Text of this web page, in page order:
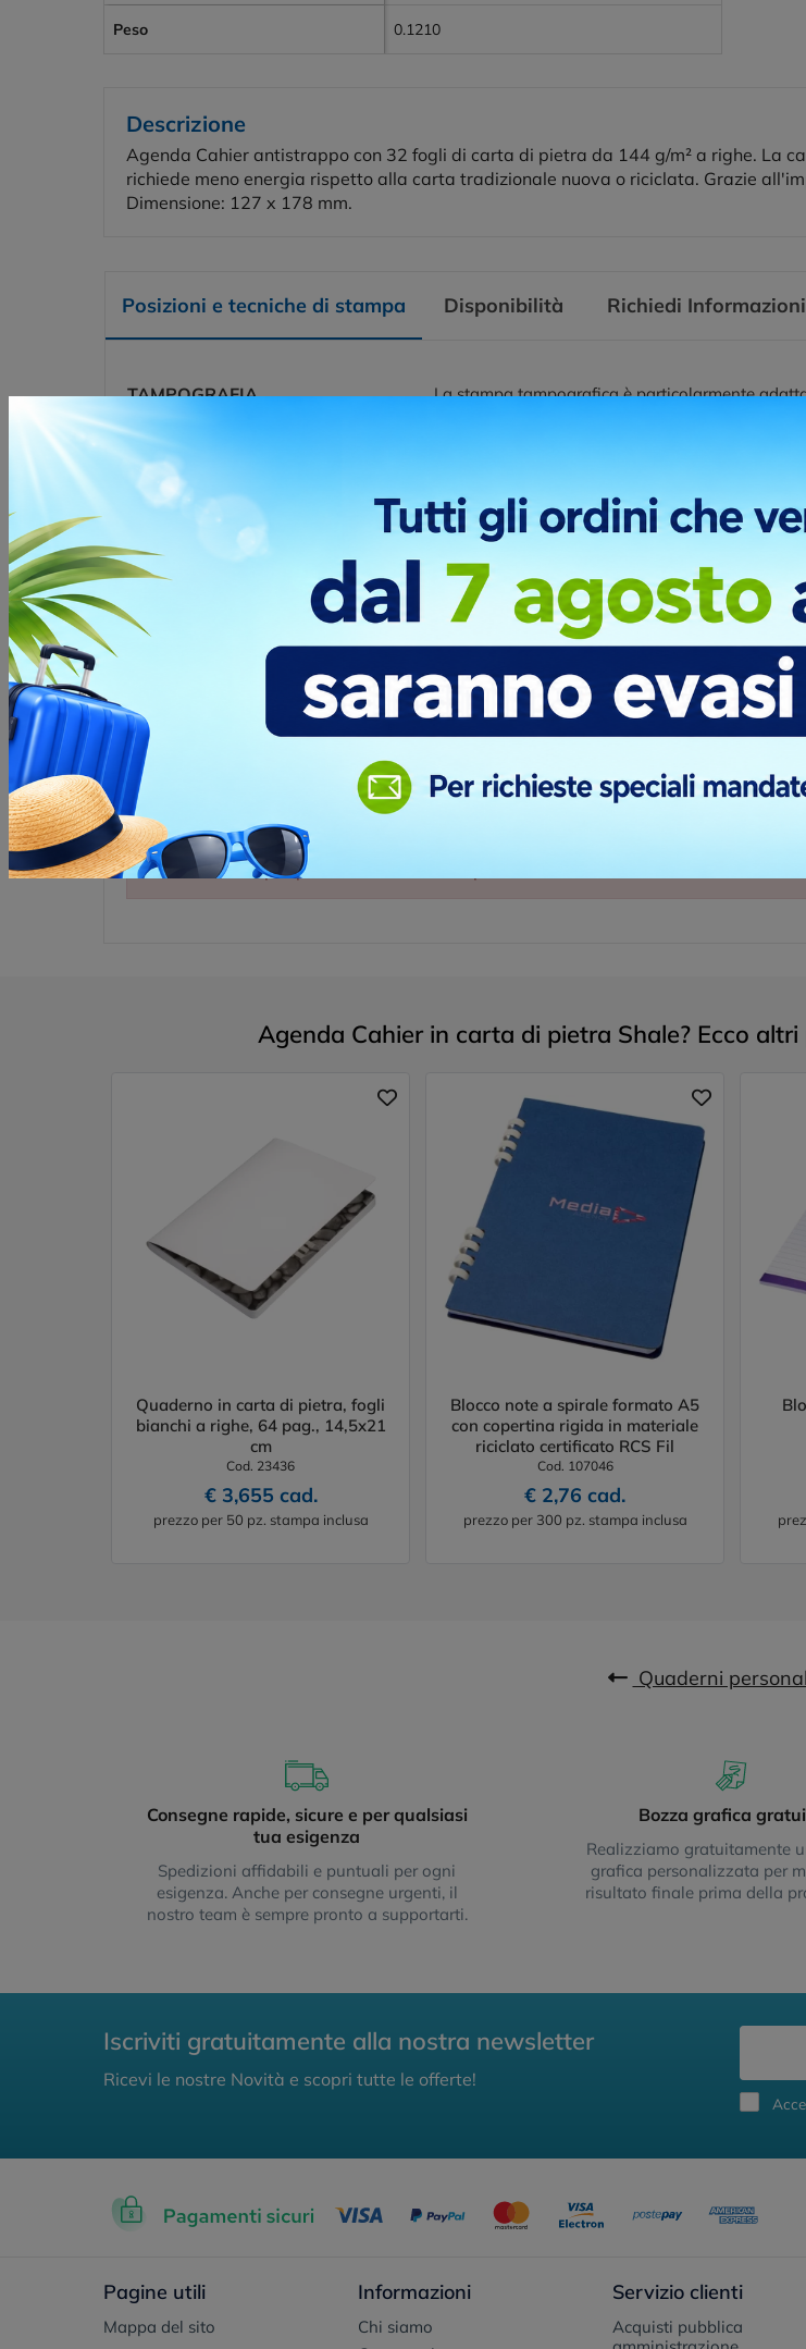
Peso 0.1210
Descrizione
Agenda Cahier antistrappo con 32 fogli di carta di pietra da 144 g/m² a righe. La
richiede meno energia rispetto alla carta tradizionale nuova o riciclata. Grazie
Dimensione: 127 x 178 mm.
Posizioni e tecniche di stampa Disponibilità Richiedi Informazioni
TAMPOGRAFIA
La stampa tampografica è particolarmente
Posizioni di stampa
Opinione dei clienti
Devi accedereper poter scrivere la tua opinione.
Agenda Cahier in carta di pietra Shale? Ecco
Quaderno in carta di pietra, fogli
bianchi a righe, 64 pag., 14,5x21
cm
Cod. 23436
€ 3,655 cad.
prezzo per 50 pz. stampa inclusa
Blocco note a spirale formato A5
con copertina rigida in materiale
riciclato certificato RCS Fil
Cod. 107046
€ 2,76 cad.
prezzo per 300 pz. stampa inclusa
Quaderni
Consegne rapide, sicure e per qualsiasi
tua esigenza
Spedizioni affidabili e puntuali per ogni
esigenza. Anche per consegne urgenti, il
nostro team è sempre pronto a supportarti.
Bozza grafica
Realizziamo gratuitamente
grafica personalizzata per
risultato finale prima della
Iscriviti gratuitamente alla nostra newsletter
Ricevi le nostre Novità e scopri tutte le offerte!
Pagine utili
Mappa del sito
Informazioni
Chi siamo
Servizio clienti
Acquisti pubblica